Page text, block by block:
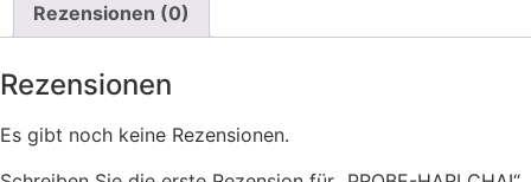
Rezensionen (0)
Rezensionen
Es gibt noch keine Rezensionen.